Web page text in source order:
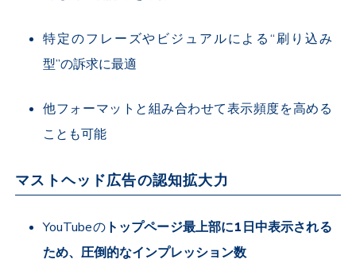
特定のフレーズやビジュアルによる“刷り込み
型”の訴求に最適
他フォーマットと組み合わせて表示頻度を高める
ことも可能
マストヘッド広告の認知拡大力
YouTubeのトップページ最上部に1日中表示される
ため、圧倒的なインプレッション数